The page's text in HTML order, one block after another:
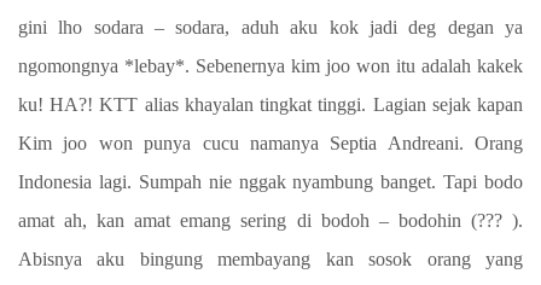
gini lho sodara – sodara, aduh aku kok jadi deg degan ya
ngomongnya *lebay*. Sebenernya kim joo won itu adalah kakek
ku! HA?! KTT alias khayalan tingkat tinggi. Lagian sejak kapan
Kim joo won punya cucu namanya Septia Andreani. Orang
Indonesia lagi. Sumpah nie nggak nyambung banget. Tapi bodo
amat ah, kan amat emang sering di bodoh – bodohin (??? ).
Abisnya aku bingung membayang kan sosok orang yang